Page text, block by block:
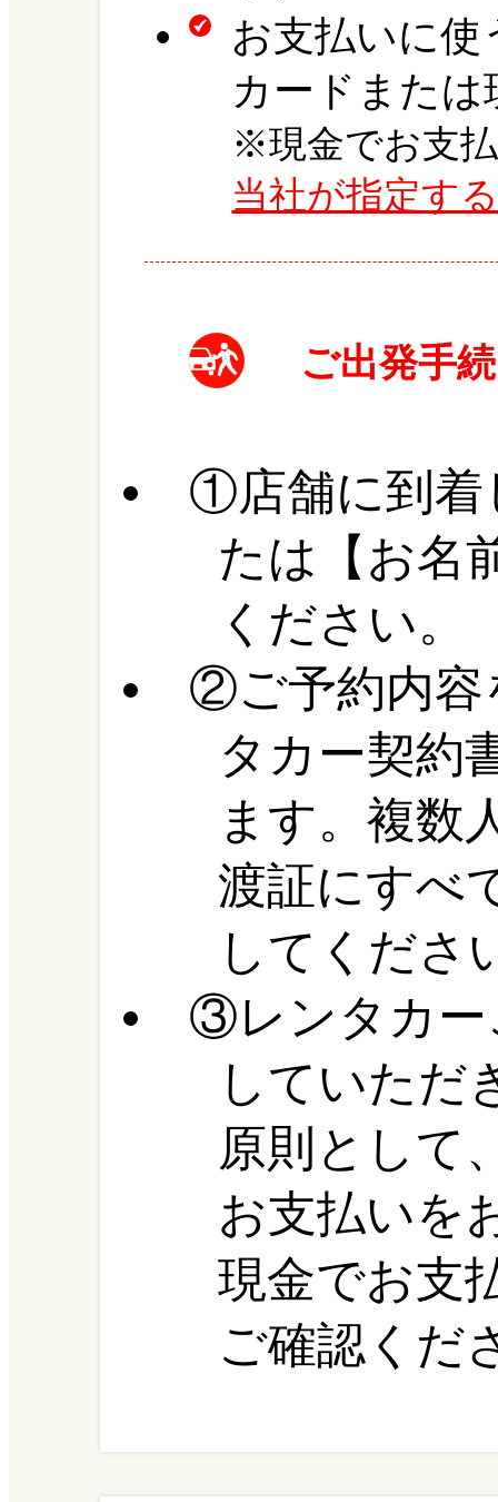
お支払いに
カードまたは
※現金でお支
当社が指定す
ご出発手
①店舗に到着
たは【お名
ください。
②ご予約内容
タカー契約
ます。複数
渡証にすべ
してくださ
③レンタカー
していただ
原則として
お支払いを
現金でお支
ご確認くだ